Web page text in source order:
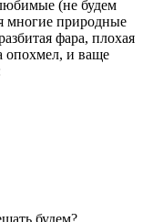
(не будем
многие природные
фара, плохая
опохмел, и ваще
будем?